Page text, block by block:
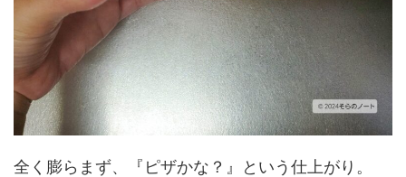
全く膨らまず、『ピザかな？』という仕上がり。